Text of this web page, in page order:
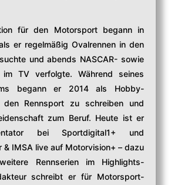
für den Motorsport begann in
er regelmäßig Ovalrennen in den
und abends NASCAR- sowie
im TV verfolgte. Während seines
begann er 2014 als Hobby-
den Rennsport zu schreiben und
zum Beruf. Heute ist er
bei Sportdigital1+ und
& IMSA live auf Motorvision+ – dazu
Rennserien im Highlights-
schreibt er für Motorsport-